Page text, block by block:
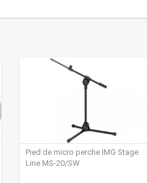
Pied de micro perche IMG Stage
Line MS-20/SW